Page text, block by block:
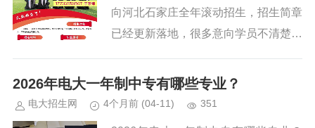
向河北石家庄全年滚动招生，招生简章
已经更新落地，很多意向学员不清楚本
报名条件，本文结合官方文件完整解读
招生细则。 石家庄电大中专...
2026年电大一年制中专有哪些专业？
电大招生网 4个月前 (04-11) 351